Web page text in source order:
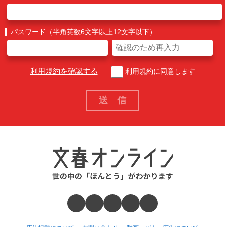
パスワード（半角英数6文字以上12文字以下）
利用規約を確認する 利用規約に同意します